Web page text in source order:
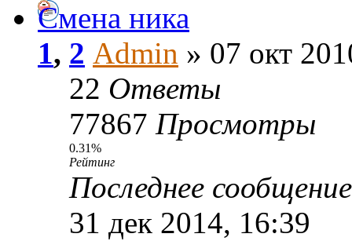
Смена ника
1, 2 Admin » 07 окт
22 Ответы
77867 Просмотры
0.31%
Рейтинг
Последнее
31 дек 2014, 16:39